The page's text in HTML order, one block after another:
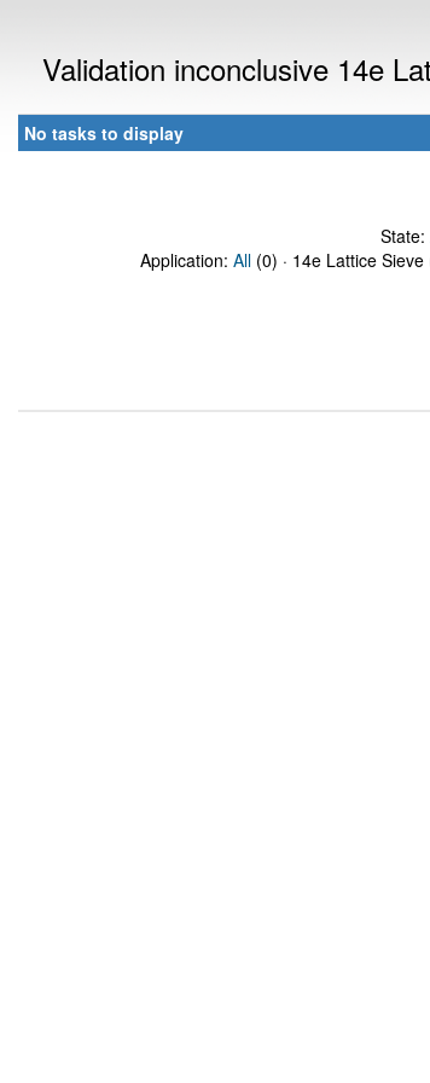
Validation inconclusive 14e
No tasks to display
State:
Application: All (0) · 14e Lattice Sieve